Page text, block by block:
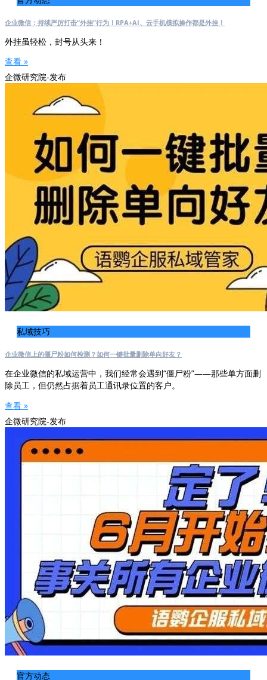
企业微信：持续严厉打击“外挂”行为！RPA+AI、云手机模拟操作都是外挂！
外挂虽轻松，封号从头来！
查看 »
企微研究院-发布
私域技巧
企业微信上的僵尸粉如何检测？如何一键批量删除单向好友？
在企业微信的私域运营中，我们经常会遇到“僵尸粉”——那些单方面删
除员工，但仍然占据着员工通讯录位置的客户。
查看 »
企微研究院-发布
官方动态